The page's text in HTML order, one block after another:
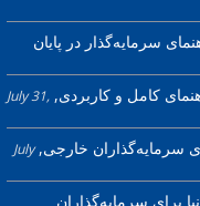
سرمایه‌گذار در پایان
کامل و کاربردی July 31,
سرمایه‌گذاران خارجی July
برای سرمایه‌گذاران